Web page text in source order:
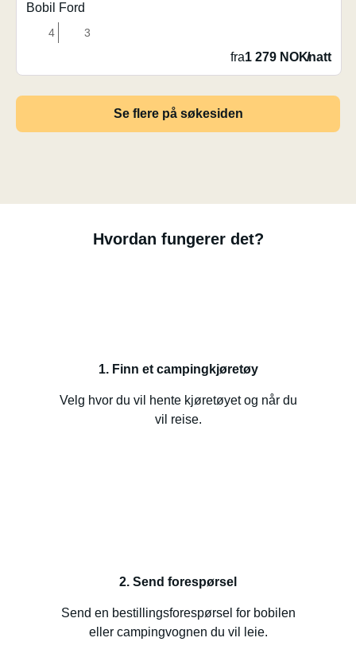
Bobil Ford
4 3
fra1 279 NOK/natt
Se flere på søkesiden
Hvordan fungerer det?
1. Finn et campingkjøretøy
Velg hvor du vil hente kjøretøyet og når du
vil reise.
2. Send forespørsel
Send en bestillingsforespørsel for bobilen
eller campingvognen du vil leie.